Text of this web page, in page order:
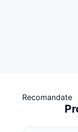
Recomandate